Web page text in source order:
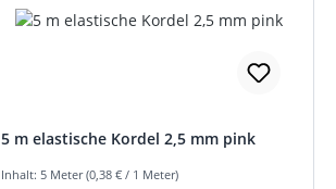
5 m elastische Kordel 2,5 mm pink
Inhalt: 5 Meter (0,38 € / 1 Meter)